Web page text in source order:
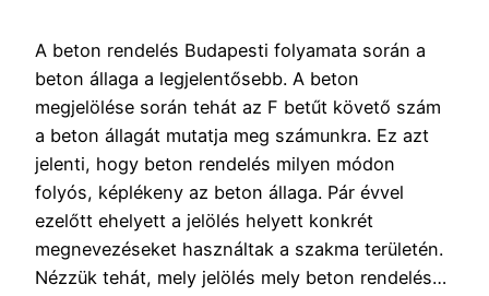
A beton rendelés Budapesti folyamata során a
beton állaga a legjelentősebb. A beton
megjelölése során tehát az F betűt követő szám
a beton állagát mutatja meg számunkra. Ez azt
jelenti, hogy beton rendelés milyen módon
folyós, képlékeny az beton állaga. Pár évvel
ezelőtt ehelyett a jelölés helyett konkrét
megnevezéseket használtak a szakma területén.
Nézzük tehát, mely jelölés mely beton rendelés…